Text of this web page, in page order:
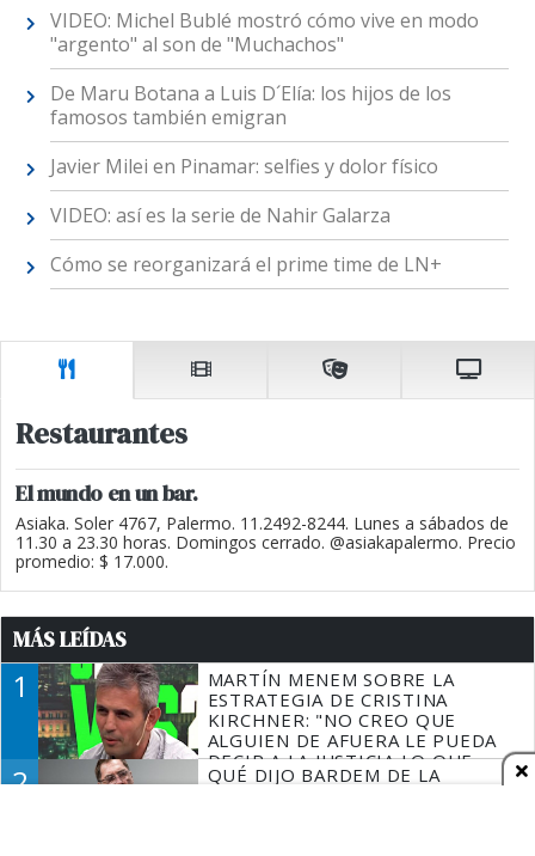
VIDEO: Michel Bublé mostró cómo vive en modo
"argento" al son de "Muchachos"
De Maru Botana a Luis D´Elía: los hijos de los
famosos también emigran
Javier Milei en Pinamar: selfies y dolor físico
VIDEO: así es la serie de Nahir Galarza
Cómo se reorganizará el prime time de LN+
Restaurantes
El mundo en un bar.
Asiaka. Soler 4767, Palermo. 11.2492-8244. Lunes a sábados de
11.30 a 23.30 horas. Domingos cerrado. @asiakapalermo. Precio
promedio: $ 17.000.
MÁS LEÍDAS
1
MARTÍN MENEM SOBRE LA
ESTRATEGIA DE CRISTINA
KIRCHNER: "NO CREO QUE
ALGUIEN DE AFUERA LE PUEDA
DECIR A LA JUSTICIA LO QUE
TIENE QUE HACER"
2
QUÉ DIJO BARDEM DE LA